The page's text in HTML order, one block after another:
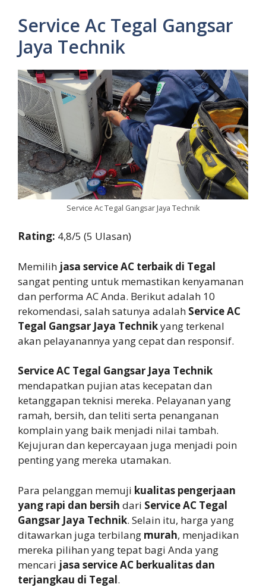
Service Ac Tegal Gangsar
Jaya Technik
Service Ac Tegal Gangsar Jaya Technik
Rating: 4,8/5 (5 Ulasan)
Memilih jasa service AC terbaik di Tegal
sangat penting untuk memastikan kenyamanan
dan performa AC Anda. Berikut adalah 10
rekomendasi, salah satunya adalah Service AC
Tegal Gangsar Jaya Technikyang terkenal
akan pelayanannya yang cepat dan responsif.
Service AC Tegal Gangsar Jaya Technik
mendapatkan pujian atas kecepatan dan
ketanggapan teknisi mereka. Pelayanan yang
ramah, bersih, dan teliti serta penanganan
komplain yang baik menjadi nilai tambah.
Kejujuran dan kepercayaan juga menjadi poin
penting yang mereka utamakan.
Para pelanggan memuji kualitas pengerjaan
yang rapi dan bersih dari Service AC Tegal
Gangsar Jaya Technik. Selain itu, harga yang
ditawarkan juga terbilang murah, menjadikan
mereka pilihan yang tepat bagi Anda yang
mencari jasa service AC berkualitas dan
terjangkau di Tegal.